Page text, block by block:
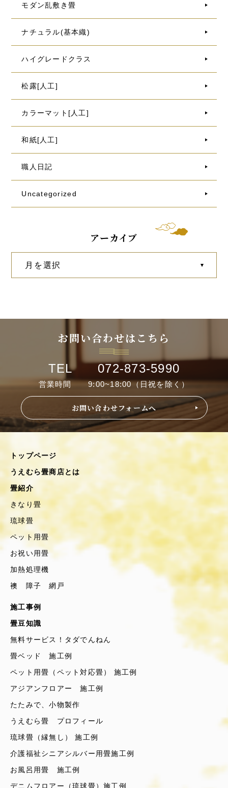
モダン乱敷き畳
ナチュラル(基本織)
ハイグレードクラス
松露[人工]
カラーマット[人工]
和紙[人工]
職人日記
Uncategorized
アーカイブ
お問い合わせはこちら
TEL 072-873-5990
営業時間 9:00~18:00（日祝を除く）
お問い合わせフォームへ
トップページ
うえむら畳商店とは
畳紹介
きなり畳
琉球畳
ペット用畳
お祝い用畳
加熱処理機
襖 障子 網戸
施工事例
畳豆知識
無料サービス！タダでんねん
畳ベッド 施工例
ペット用畳（ペット対応畳） 施工例
アジアンフロアー 施工例
たたみで、小物製作
うえむら畳 プロフィール
琉球畳（縁無し） 施工例
介護福祉シニアシルバー用畳施工例
お風呂用畳 施工例
デニムフロアー（琉球畳）施工例